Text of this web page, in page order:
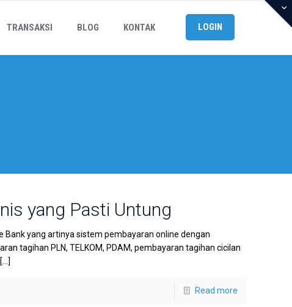
TRANSAKSI BLOG KONTAK LOGIN
yang Pasti Untung
Bank yang artinya sistem pembayaran online dengan
tagihan PLN, TELKOM, PDAM, pembayaran tagihan cicilan
Read more